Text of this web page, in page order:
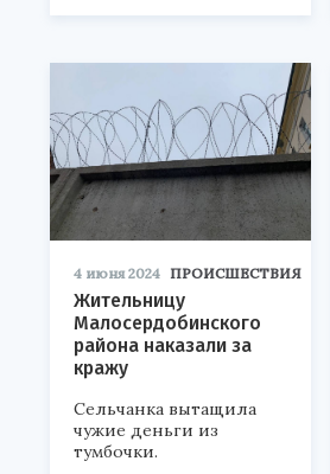
4 июня 2024 ПРОИСШЕСТВИЯ
Жительницу
Малосердобинского
района наказали за
кражу
Сельчанка вытащила
чужие деньги из
тумбочки.